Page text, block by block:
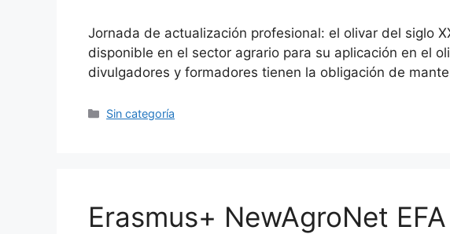
Jornada de actualización profesional: el olivar del siglo
disponible en el sector agrario para su aplicación en el
divulgadores y formadores tienen la obligación de
Sin categoría
Erasmus+ NewAgroNet